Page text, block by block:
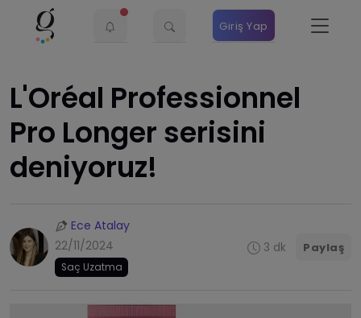
Giriş Yap
L'Oréal Professionnel
Pro Longer serisini
deniyoruz!
Ece Atalay
22/11/2024
Saç Uzatma
3 dk Paylaş